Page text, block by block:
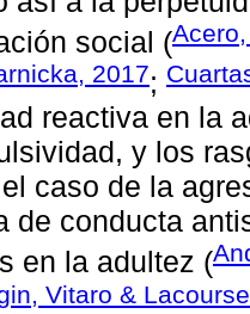
social (
2017;
reactiva en la
y los
caso de la
de conducta
en la adultez (
Vitaro &